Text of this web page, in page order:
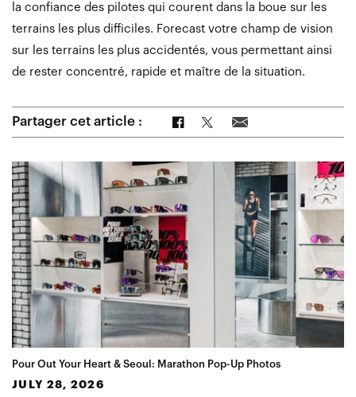
la confiance des pilotes qui courent dans la boue sur les
terrains les plus difficiles. Forecast votre champ de vision
sur les terrains les plus accidentés, vous permettant ainsi
de rester concentré, rapide et maître de la situation.
Partager cet article : Partager sur Facebook
Partager sur TwitterPartager par e-mail
Pour Out Your Heart & Seoul: Marathon Pop-Up Photos
JULY 28, 2026